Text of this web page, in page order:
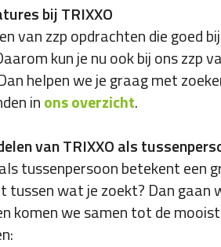
bij TRIXXO
van zzp opdrachten die goed
kun je nu ook bij ons zzp
helpen we je graag met
inons overzicht.
van TRIXXO als
tussenpersoon betekent een
tussen wat je zoekt? Dan gaan
komen we samen tot de